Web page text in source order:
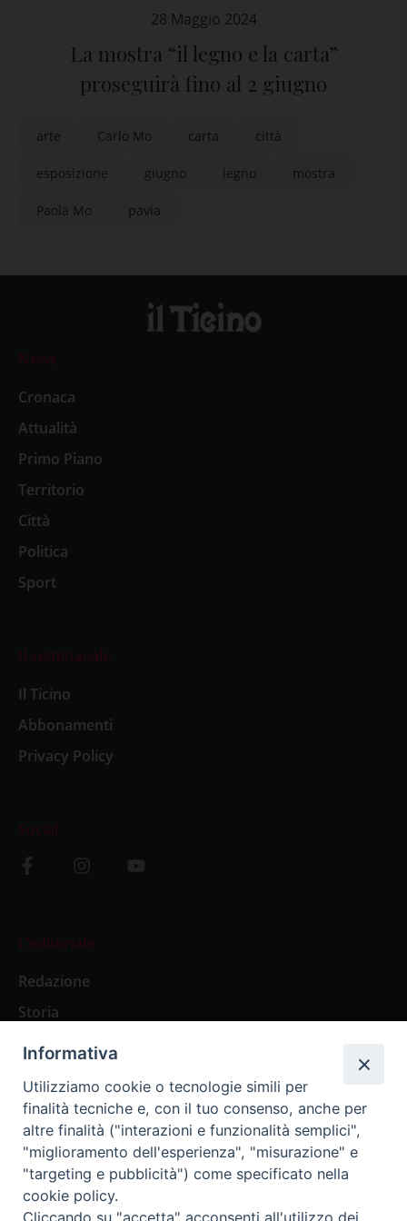
28 Maggio 2024
La mostra “il legno e la carta”
proseguirà fino al 2 giugno
arte Carlo Mo carta città
esposizione giugno legno mostra
Paola Mo pavia
News
Cronaca
Attualità
Primo Piano
Territorio
Città
Politica
Sport
Il settimanale
Il Ticino
Abbonamenti
Privacy Policy
Social
L’editoriale
Redazione
Storia
Abbonamenti
Abbonamento Annuale Digitale
Abbonamento Annuale Cartaceo
Abbonamento Singola Copia Digitale
Informativa
Utilizziamo cookie o tecnologie simili per
finalità tecniche e, con il tuo consenso, anche per
altre finalità ("interazioni e funzionalità semplici",
"miglioramento dell'esperienza", "misurazione" e
"targeting e pubblicità") come specificato nella
cookie policy.